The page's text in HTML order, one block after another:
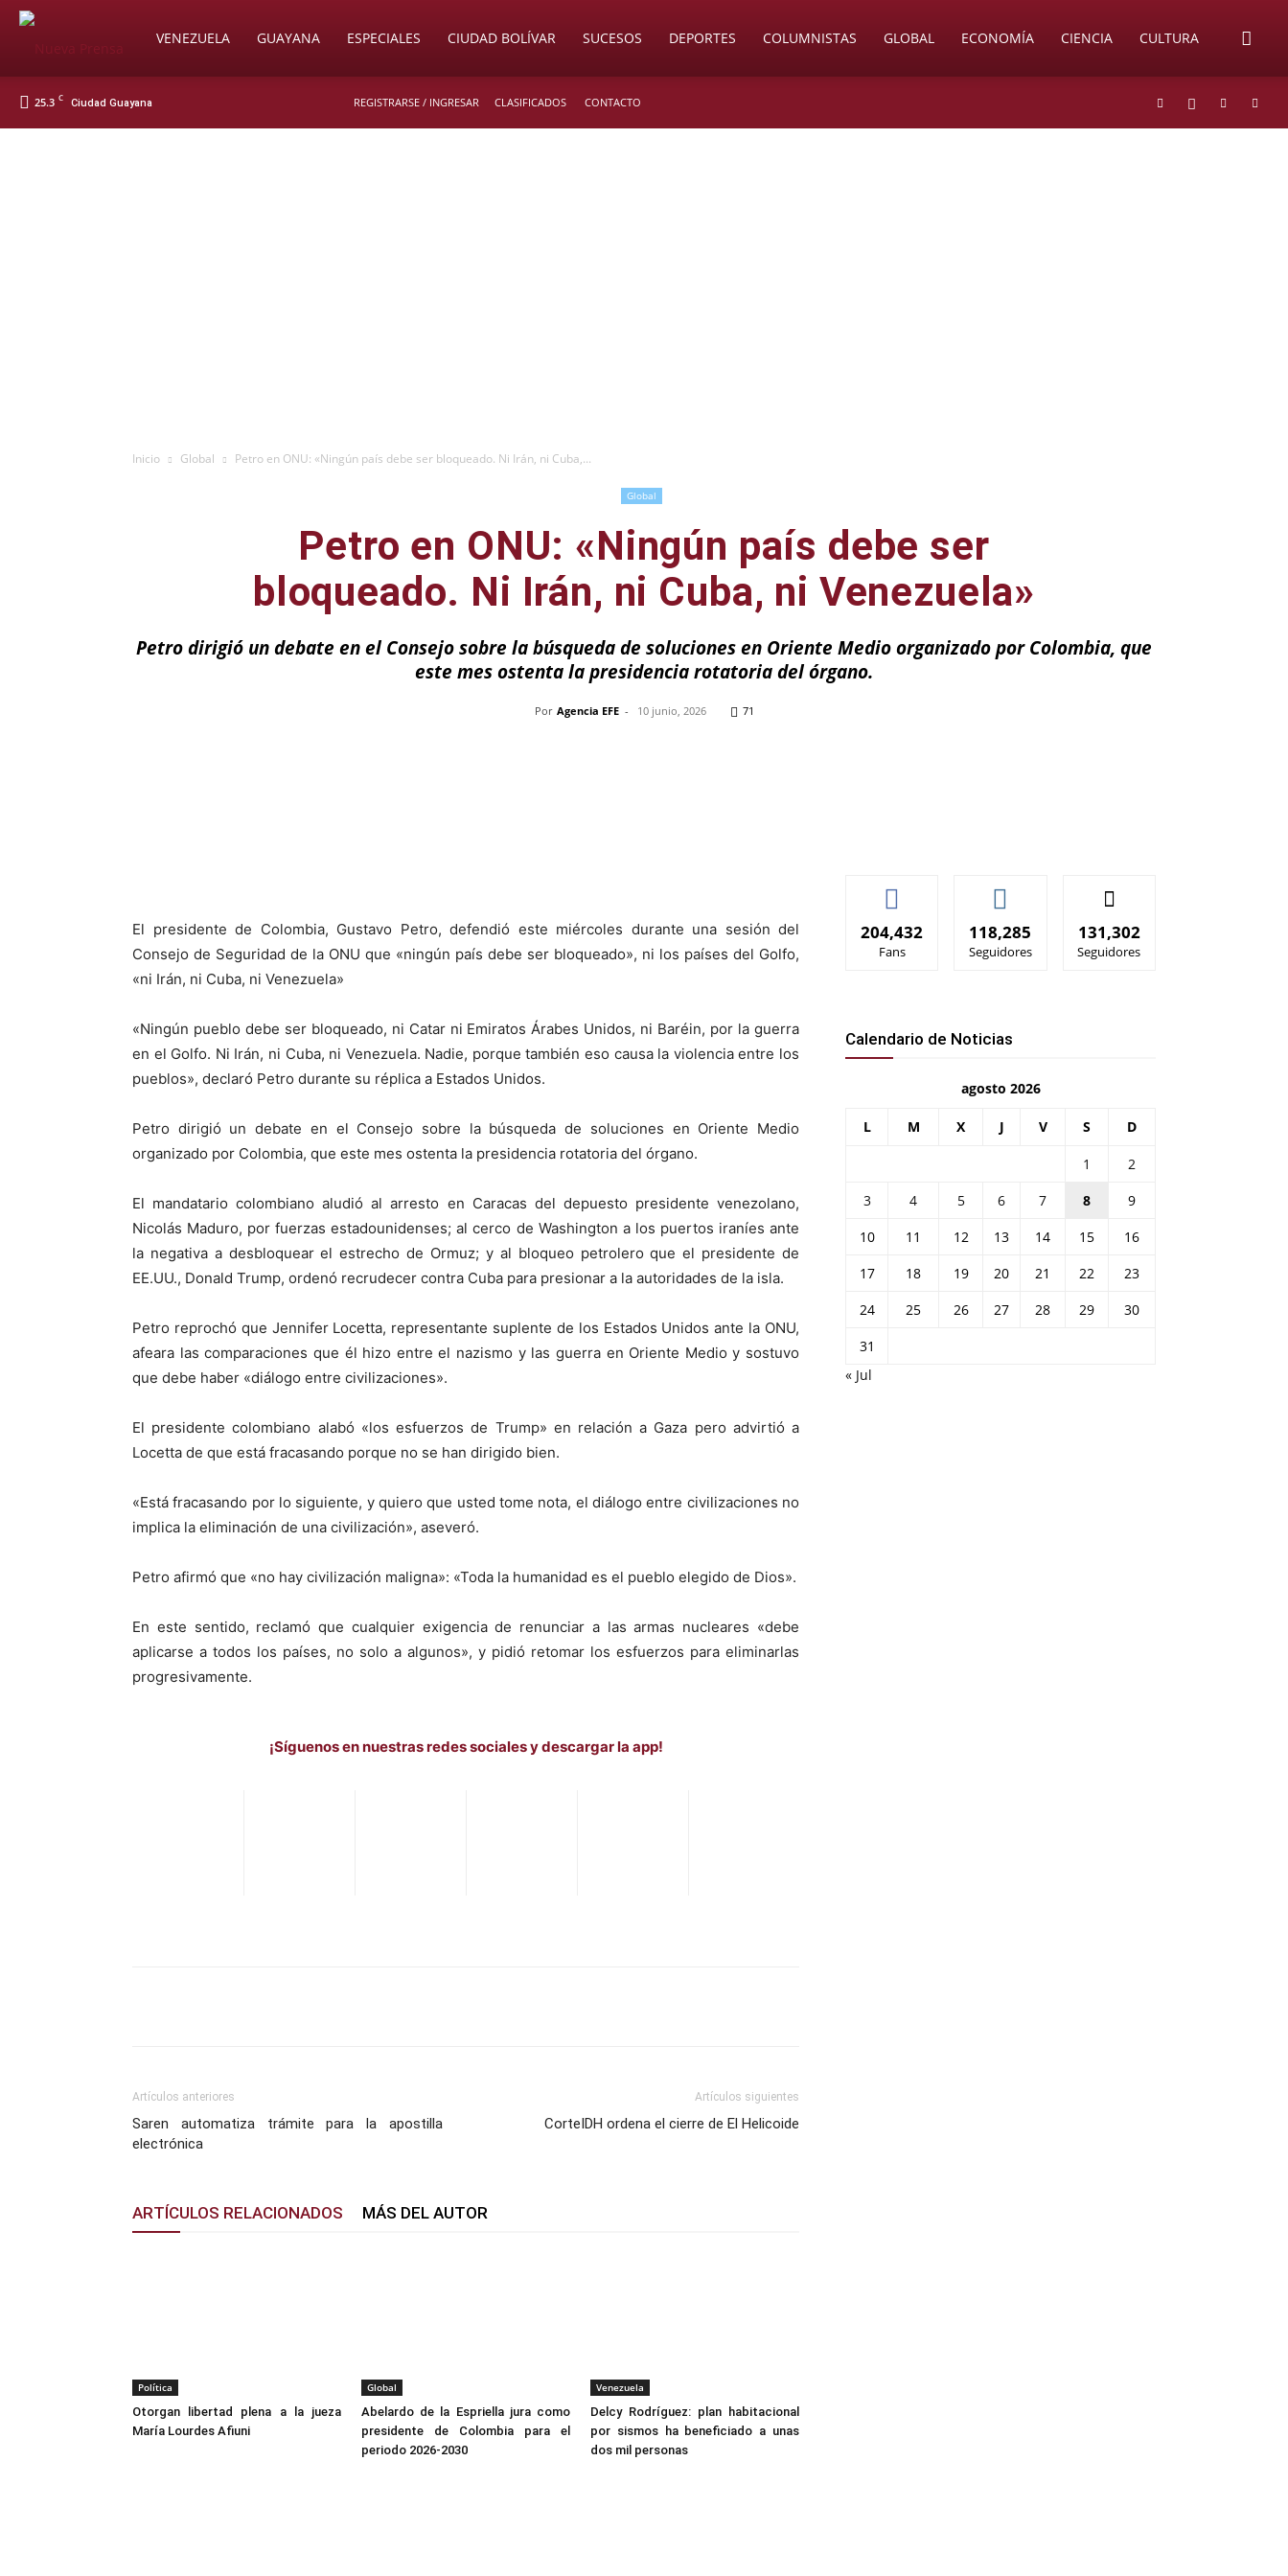
SoyVENEZUELA GUAYANA ESPECIALES CIUDAD BOLÍVAR SUCESOS DEPORTES COLUMNISTAS GLOBAL ECONOMÍA CIENCIA CULTURA
25.3 C Ciudad Guayana REGISTRARSE / INGRESAR CLASIFICADOS CONTACTO
Inicio Global Petro en ONU: «Ningún país debe ser bloqueado. Ni Irán, ni Cuba,...
Global
Petro en ONU: «Ningún país debe ser
bloqueado. Ni Irán, ni Cuba, ni Venezuela»
Petro dirigió un debate en el Consejo sobre la búsqueda de soluciones en Oriente Medio organizado por Colombia, que
este mes ostenta la presidencia rotatoria del órgano.
Por Agencia EFE - 10 junio, 2026 71
El presidente de Colombia, Gustavo Petro, defendió este miércoles durante una sesión del
Consejo de Seguridad de la ONU que «ningún país debe ser bloqueado», ni los países del Golfo,
«ni Irán, ni Cuba, ni Venezuela»
«Ningún pueblo debe ser bloqueado, ni Catar ni Emiratos Árabes Unidos, ni Baréin, por la guerra
en el Golfo. Ni Irán, ni Cuba, ni Venezuela. Nadie, porque también eso causa la violencia entre los
pueblos», declaró Petro durante su réplica a Estados Unidos.
Petro dirigió un debate en el Consejo sobre la búsqueda de soluciones en Oriente Medio
organizado por Colombia, que este mes ostenta la presidencia rotatoria del órgano.
El mandatario colombiano aludió al arresto en Caracas del depuesto presidente venezolano,
Nicolás Maduro, por fuerzas estadounidenses; al cerco de Washington a los puertos iraníes ante
la negativa a desbloquear el estrecho de Ormuz; y al bloqueo petrolero que el presidente de
EE.UU., Donald Trump, ordenó recrudecer contra Cuba para presionar a la autoridades de la isla.
Petro reprochó que Jennifer Locetta, representante suplente de los Estados Unidos ante la ONU,
afeara las comparaciones que él hizo entre el nazismo y las guerra en Oriente Medio y sostuvo
que debe haber «diálogo entre civilizaciones».
El presidente colombiano alabó «los esfuerzos de Trump» en relación a Gaza pero advirtió a
Locetta de que está fracasando porque no se han dirigido bien.
«Está fracasando por lo siguiente, y quiero que usted tome nota, el diálogo entre civilizaciones no
implica la eliminación de una civilización», aseveró.
Petro afirmó que «no hay civilización maligna»: «Toda la humanidad es el pueblo elegido de Dios».
En este sentido, reclamó que cualquier exigencia de renunciar a las armas nucleares «debe
aplicarse a todos los países, no solo a algunos», y pidió retomar los esfuerzos para eliminarlas
progresivamente.
¡Síguenos en nuestras redes sociales y descargar la app!
Artículos anteriores
Saren automatiza trámite para la apostilla
electrónica
Artículos siguientes
CorteIDH ordena el cierre de El Helicoide
ARTÍCULOS RELACIONADOS MÁS DEL AUTOR
Política
Otorgan libertad plena a la jueza
María Lourdes Afiuni
Global
Abelardo de la Espriella jura como
presidente de Colombia para el
periodo 2026-2030
Venezuela
Delcy Rodríguez: plan habitacional
por sismos ha beneficiado a unas
dos mil personas
204,432
Fans
118,285
Seguidores
131,302
Seguidores
Calendario de Noticias
agosto 2026
L M X J V S D
1
2
3
4 5 6 7 8
9
10
11 12 13 14 15
16
17
18 19 20 21 22
23
24
25 26 27 28 29
30
31
« Jul